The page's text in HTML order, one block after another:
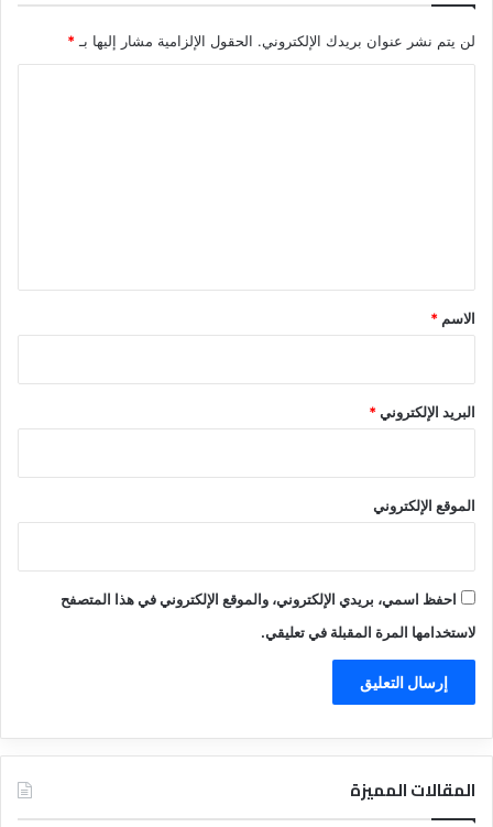
لن يتم نشر عنوان بريدك الإلكتروني. الحقول الإلزامية مشار إليها بـ *
*
الاسم *
البريد الإلكتروني*
الموقع الإلكتروني
احفظ اسمي، بريدي الإلكتروني، والموقع الإلكتروني في هذا المتصفح
لاستخدامها المرة المقبلة في تعليقي.
المقالات المميزة